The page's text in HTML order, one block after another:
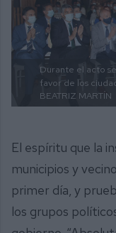
Durante el acto
favor de los
BEATRIZ MARTÍN
El espíritu que la
municipios y
primer día, y
los grupos